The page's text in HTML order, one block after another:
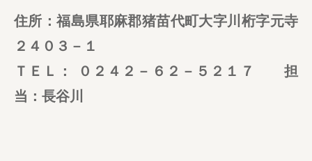
住所：福島県耶麻郡猪苗代町大字川桁字元寺
２４０３－１
ＴＥＬ： ０２４２－６２－５２１７ 担
当：長谷川